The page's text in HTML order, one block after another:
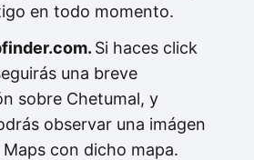
en todo momento.
Si haces click
una breve
sobre Chetumal, y
observar una imágen
Maps con dicho mapa.